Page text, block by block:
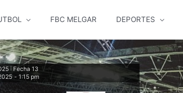
FBC MELGAR DEPORTES
Fecha 13
- 1:15 pm